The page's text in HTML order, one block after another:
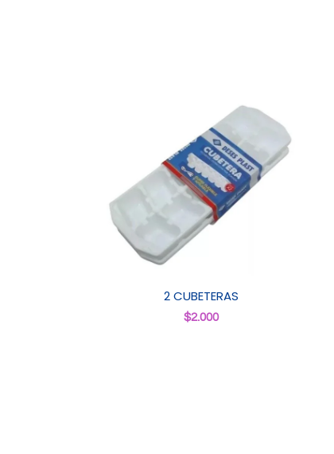
2 CUBETERAS
$2.000